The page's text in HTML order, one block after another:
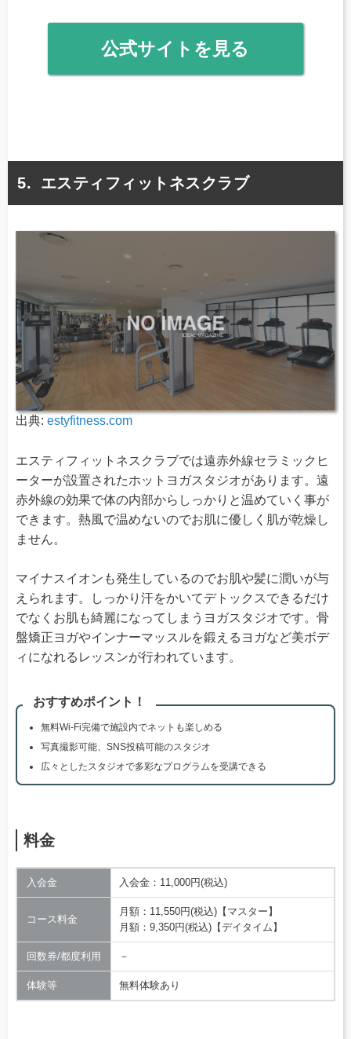
公式サイトを見る
エスティフィットネスクラブ
出典: estyfitness.com
エスティフィットネスクラブでは遠赤外線セラミックヒ
ーターが設置されたホットヨガスタジオがあります。遠
赤外線の効果で体の内部からしっかりと温めていく事が
できます。熱風で温めないのでお肌に優しく肌が乾燥し
ません。
マイナスイオンも発生しているのでお肌や髪に潤いが与
えられます。しっかり汗をかいてデトックスできるだけ
でなくお肌も綺麗になってしまうヨガスタジオです。骨
盤矯正ヨガやインナーマッスルを鍛えるヨガなど美ボデ
ィになれるレッスンが行われています。
おすすめポイント！
無料Wi-Fi完備で施設内でネットも楽しめる
写真撮影可能、SNS投稿可能のスタジオ
広々としたスタジオで多彩なプログラムを受講できる
料金
入会金 入会金：11,000円(税込)
コース料金
月額：11,550円(税込)【マスター】
月額：9,350円(税込)【デイタイム】
回数券/都度利用 －
体験等 無料体験あり